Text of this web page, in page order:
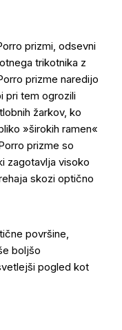
prizmi, odsevni
trikotnika z
prizme naredijo
pri tem ogrozili
žarkov, ko
»širokih ramen«
prizme so
zagotavlja visoko
skozi optično
površine,
boljšo
pogled kot